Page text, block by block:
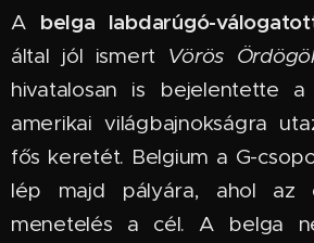
A belga labdarúgó-
által jól ismert Vörös
hivatalosan is bejelentette a
amerikai világbajnokságra
fős keretét. Belgium a G-
lép majd pályára, ahol az
menetelés a cél. A belga